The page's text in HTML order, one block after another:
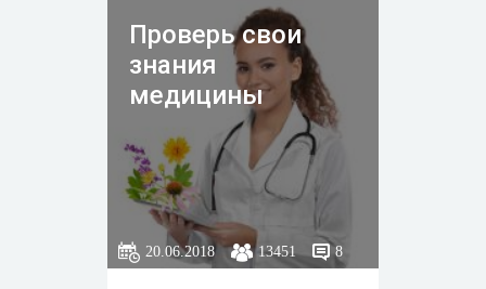
Проверь свои
знания
медицины
20.06.2018 13451 8